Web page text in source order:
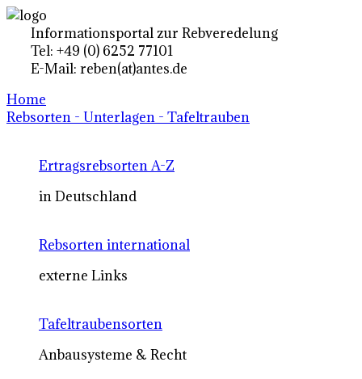
Informationsportal zur Rebveredelung
Tel: +49 (0) 6252 77101
E-Mail: reben(at)antes.de
Home
Rebsorten - Unterlagen - Tafeltrauben
Ertragsrebsorten A-Z
in Deutschland
Rebsorten international
externe Links
Tafeltraubensorten
Anbausysteme & Recht